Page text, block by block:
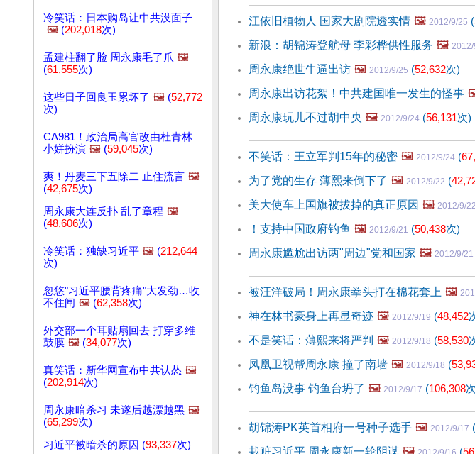
冷笑话：日本购岛让中共没面子
🖼️ (202,018次)
孟建柱翻了脸 周永康毛了爪 🖼️
(61,555次)
这些日子回良玉累坏了 🖼️ (52,772
次)
CA981！政治局高官改由杜青林
小姘扮演 🖼️ (59,045次)
爽！丹麦三下五除二 止住流言 🖼️
(42,675次)
周永康大连反扑 乱了章程 🖼️
(48,606次)
冷笑话：独缺习近平 🖼️ (212,644
次)
忽悠"习近平腰背疼痛"大发劲…收
不住闸 🖼️ (62,358次)
外交部一个耳贴扇回去 打穿多维
鼓膜 🖼️ (34,077次)
真笑话：新华网宣布中共认怂 🖼️
(202,914次)
周永康暗杀习 未遂后越漂越黑 🖼️
(65,299次)
习近平被暗杀的原因 (93,337次)
江依旧植物人 国家大剧院透实情 🖼️ 2012/9/25 (
新浪：胡锦涛登航母 李彩桦供性服务 🖼️ 2012/
周永康绝世牛逼出访 🖼️ 2012/9/25 (52,632次)
周永康出访花絮！中共建国唯一发生的怪事
周永康玩儿不过胡中央 🖼️ 2012/9/24 (56,131次)
不笑话：王立军判15年的秘密 🖼️ 2012/9/24 (
为了党的生存 薄熙来倒下了 🖼️ 2012/9/22 (
美大使车上国旗被拔掉的真正原因 🖼️ 2012/9/22
！支持中国政府钓鱼 🖼️ 2012/9/21 (50,438次)
周永康尴尬出访两"周边"党和国家 🖼️ 2012/9/21
被汪洋破局！周永康拳头打在棉花套上 🖼️
神在林书豪身上再显奇迹 🖼️ 2012/9/19 (48,452
不是笑话：薄熙来将严判 🖼️ 2012/9/18 (58,530
凤凰卫视帮周永康 撞了南墙 🖼️ 2012/9/18 (
钓鱼岛没事 钓鱼台坍了 🖼️ 2012/9/17 (106,308
胡锦涛PK英首相府一号种子选手 🖼️ 2012/9/17 (
栽赃习近平 周永康新一轮阴谋 🖼️ (